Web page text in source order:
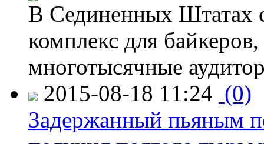
В Сединенных Штатах
комплекс для
многотысячные
2015-08-18 11:24 (0)
Задержанный пьяным